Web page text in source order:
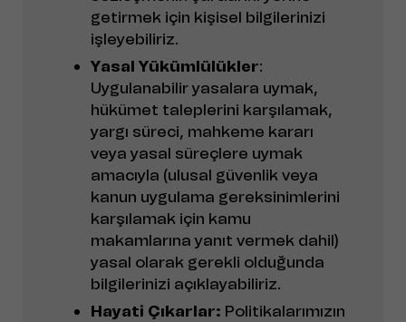
getirmek için kişisel bilgilerinizi
işleyebiliriz.
Yasal Yükümlülükler:
Uygulanabilir yasalara uymak,
hükümet taleplerini karşılamak,
yargı süreci, mahkeme kararı
veya yasal süreçlere uymak
amacıyla (ulusal güvenlik veya
kanun uygulama gereksinimlerini
karşılamak için kamu
makamlarına yanıt vermek dahil)
yasal olarak gerekli olduğunda
bilgilerinizi açıklayabiliriz.
Hayati Çıkarlar: Politikalarımızın